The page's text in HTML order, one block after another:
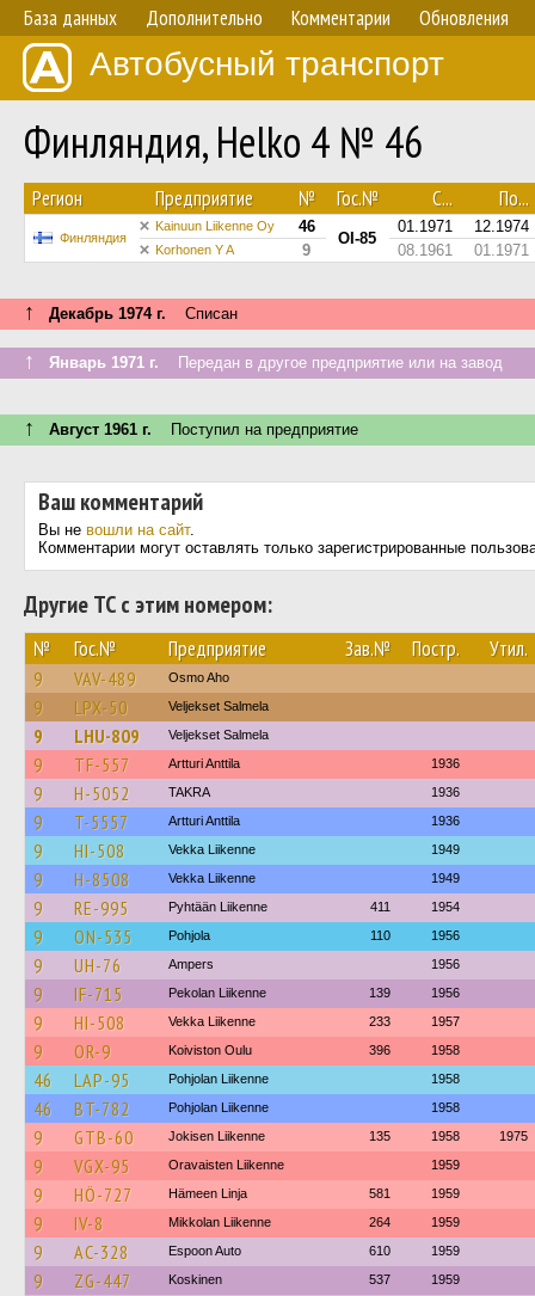
База данных Дополнительно Комментарии Обновления
Автобусный транспорт
Финляндия, Helko 4 № 46
Регион Предприятие № Гос.№ С... По...
Финляндия
Kainuun Liikenne Oy 46
OI-85
01.1971 12.1974
Korhonen Y A 9 08.1961 01.1971
↑ Декабрь 1974 г. Списан
↑ Январь 1971 г. Передан в другое предприятие или на завод
↑ Август 1961 г. Поступил на предприятие
Ваш комментарий
Вы не вошли на сайт.
Комментарии могут оставлять только зарегистрированные
Другие ТС с этим номером:
№ Гос.№ Предприятие Зав.№ Постр. Утил.
9 VAV-489 Osmo Aho
9 LPX-50 Veljekset Salmela
9 LHU-809 Veljekset Salmela
9 TF-557 Artturi Anttila 1936
9 H-5052 TAKRA 1936
9 T-5557 Artturi Anttila 1936
9 HI-508 Vekka Liikenne 1949
9 H-8508 Vekka Liikenne 1949
9 RE-995 Pyhtään Liikenne 411 1954
9 ON-535 Pohjola 110 1956
9 UH-76 Ampers 1956
9 IF-715 Pekolan Liikenne 139 1956
9 HI-508 Vekka Liikenne 233 1957
9 OR-9 Koiviston Oulu 396 1958
46 LAP-95 Pohjolan Liikenne 1958
46 BT-782 Pohjolan Liikenne 1958
9 GTB-60 Jokisen Liikenne 135 1958 1975
9 VGX-95 Oravaisten Liikenne 1959
9 HÖ-727 Hämeen Linja 581 1959
9 IV-8 Mikkolan Liikenne 264 1959
9 AC-328 Espoon Auto 610 1959
9 ZG-447 Koskinen 537 1959